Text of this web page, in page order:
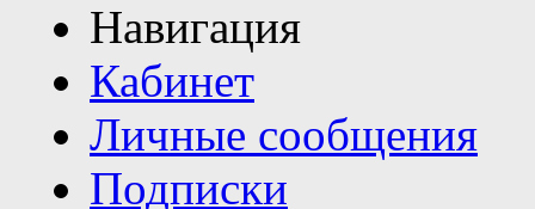
Навигация
Кабинет
Личные сообщения
Подписки